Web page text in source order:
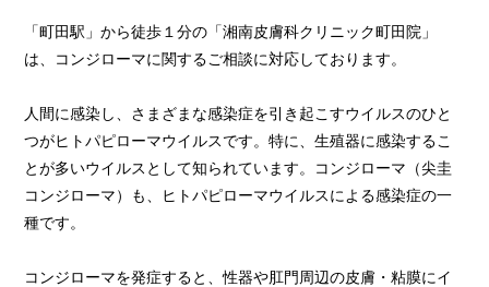
「町田駅」から徒歩１分の「湘南皮膚科クリニック町田院」
は、コンジローマに関するご相談に対応しております。
人間に感染し、さまざまな感染症を引き起こすウイルスのひと
つがヒトパピローマウイルスです。特に、生殖器に感染するこ
とが多いウイルスとして知られています。コンジローマ（尖圭
コンジローマ）も、ヒトパピローマウイルスによる感染症の一
種です。
コンジローマを発症すると、性器や肛門周辺の皮膚・粘膜にイ